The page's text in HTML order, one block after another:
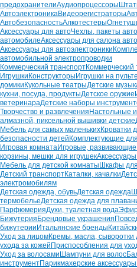
предохранителиАудиопроцессоры
АвтоэлектроникаВидеорегистраторы
АвтобезопасностьАлкотестеры
Аксессуары для автоЧехлы, пакеты
автомобилеАксессуары для салона
Аксессуары для автоэлектроники
автомобильной электропроводки
Коммерческий транспортКоммерческий
Игрушки Конструкторы Игрушки на
домики Кукольные театрыДетские
кухни, посуда, продуктыДетское оружие
ветеринараДетские наборы
Творчество и развлечения Настольные
алмазной, пиксельной вышивки детские
Мебель для самых маленькихКроватки
безопасности детей Комплектующие
Игровая комнатаИгровые, развивающие
корзины, мешки для игрушек
Мебель для детской комнаты Шкафы
Детский транспортКаталки, качалки
электромобилям
Детская одежда, обувьДетская одежда
термобельеДетская одежда для
ПарфюмерияДухи, туалетная вода
Бижутерия Брендовые украшения
бижутерии Итальянские бренды
Уход за лицомКремы, масла, сыворотки
ухода за кожей Приспособления для
Уход за волосами Шампуни для волос
инструментПарикмахерские аксессуары